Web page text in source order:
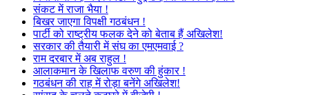
संकट में राजा भैया !
बिखर जाएगा विपक्षी गठबंधन !
पार्टी को राष्ट्रीय फलक देने को बेताब हैं अखिलेश!
सरकार की तैयारी में संघ का एमएमवाई ?
राम दरबार में अब राहुल !
आलाकमान के खिलाफ वरुण की हुंकार !
गठबंधन की राह में रोड़ा बनेंगे अखिलेश!